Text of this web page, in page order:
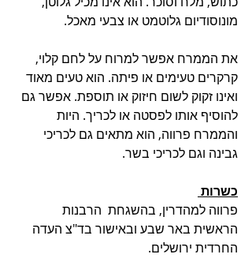
מונוסודיום גלוטמט או צבעי מאכל.
את הממרח אפשר למרוח על לחם קלוי,
קרקרים טעימים או פיתה. הוא טעים מאוד
ואינו זקוק לשום חיזוק או תוספת. אפשר גם
להוסיף אותו לפסטה או לכריך. היות
והממרח פרווה, הוא מתאים גם לכריכי
גבינה וגם לכריכי בשר.
כשרות
פרווה למהדרין, בהשגחת  הרבנות
הראשית באר שבע ובאישור בד"צ העדה
החרדית ירושלים.